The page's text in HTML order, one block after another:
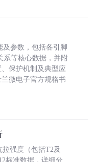
及参数，包括各引脚
系等核心数据，并附
保护机制及典型应
微电子官方规格书
强度（包括T2及
标准数据，详细分